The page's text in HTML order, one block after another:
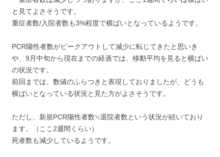
と見てよさそうです。
重症者数/入院者数も3%程度で横ばいとなっているようです。
PCR陽性者数がピークアウトして減少に転じてきたと思いき
や、9月中旬から現在までの経過では、移動平均を見ると横ばい
の状況です。
前回までは、数値のふらつきと表現しておりましたが、どうも
横ばいとなっている状況と見た方がよさそうです。
ただし、新規PCR陽性者数≒退院者数という状況が続いており
ます。（ここ2週間くらい）
死者数も減少しているようです。